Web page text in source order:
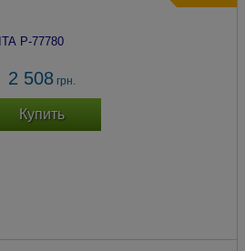
P-77780
2 508 грн.
Купить